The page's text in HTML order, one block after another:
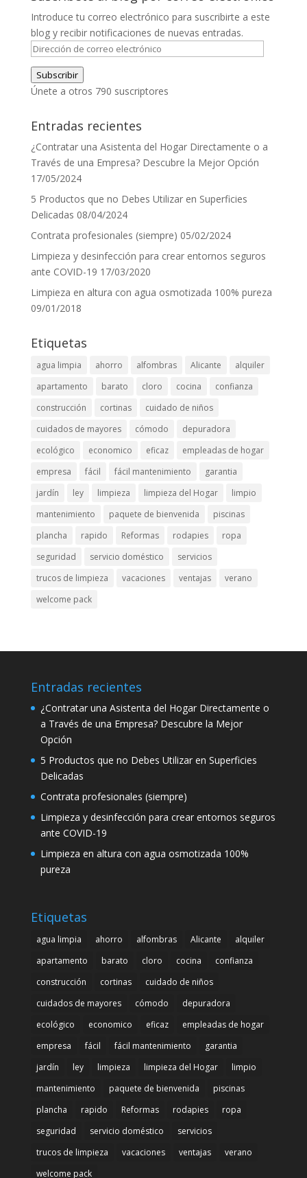
Introduce tu correo electrónico para suscribirte a este
blog y recibir notificaciones de nuevas entradas.
Dirección
de
correo
electrónico
Subscribir
Únete a otros 790 suscriptores
Entradas recientes
¿Contratar una Asistenta del Hogar Directamente o a
Través de una Empresa? Descubre la Mejor Opción
17/05/2024
5 Productos que no Debes Utilizar en Superficies
Delicadas 08/04/2024
Contrata profesionales (siempre) 05/02/2024
Limpieza y desinfección para crear entornos seguros
ante COVID-19 17/03/2020
Limpieza en altura con agua osmotizada 100% pureza
09/01/2018
Etiquetas
agua limpia ahorro alfombras Alicante
alquiler
apartamento
barato cloro cocina
confianza
construcción
cortinas
cuidado de niños
cuidados de mayores
cómodo
depuradora
ecológico
economico eficaz
empleadas de hogar
empresa
fácil fácil mantenimiento
garantia
jardín
ley limpieza limpieza del Hogar
limpio
mantenimiento
paquete de bienvenida
piscinas
plancha
rapido Reformas rodapies
ropa
seguridad
servicio doméstico
servicios
trucos de limpieza
vacaciones ventajas
verano
welcome pack
Entradas recientes
¿Contratar una Asistenta del Hogar Directamente o
a Través de una Empresa? Descubre la Mejor
Opción
5 Productos que no Debes Utilizar en Superficies
Delicadas
Contrata profesionales (siempre)
Limpieza y desinfección para crear entornos seguros
ante COVID-19
Limpieza en altura con agua osmotizada 100%
pureza
Etiquetas
agua limpia ahorro alfombras Alicante
alquiler
apartamento
barato cloro cocina
confianza
construcción
cortinas
cuidado de niños
cuidados de mayores
cómodo
depuradora
ecológico
economico eficaz
empleadas de hogar
empresa
fácil fácil mantenimiento
garantia
jardín
ley limpieza limpieza del Hogar
limpio
mantenimiento
paquete de bienvenida
piscinas
plancha
rapido Reformas rodapies
ropa
seguridad
servicio doméstico
servicios
trucos de limpieza
vacaciones ventajas
verano
welcome pack